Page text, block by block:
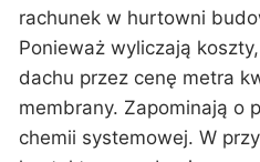
rachunek w hurtowni
Ponieważ wyliczają
dachu przez cenę metra
membrany. Zapominają o
chemii systemowej. W